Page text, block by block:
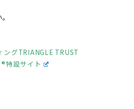
グTRIANGLE TRUST
特設サイト